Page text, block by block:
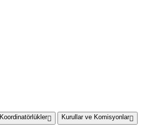
Koordinatörlükler
Kurullar ve Komisyonlar